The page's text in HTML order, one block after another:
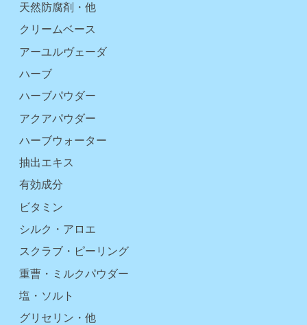
天然防腐剤・他
クリームベース
アーユルヴェーダ
ハーブ
ハーブパウダー
アクアパウダー
ハーブウォーター
抽出エキス
有効成分
ビタミン
シルク・アロエ
スクラブ・ピーリング
重曹・ミルクパウダー
塩・ソルト
グリセリン・他